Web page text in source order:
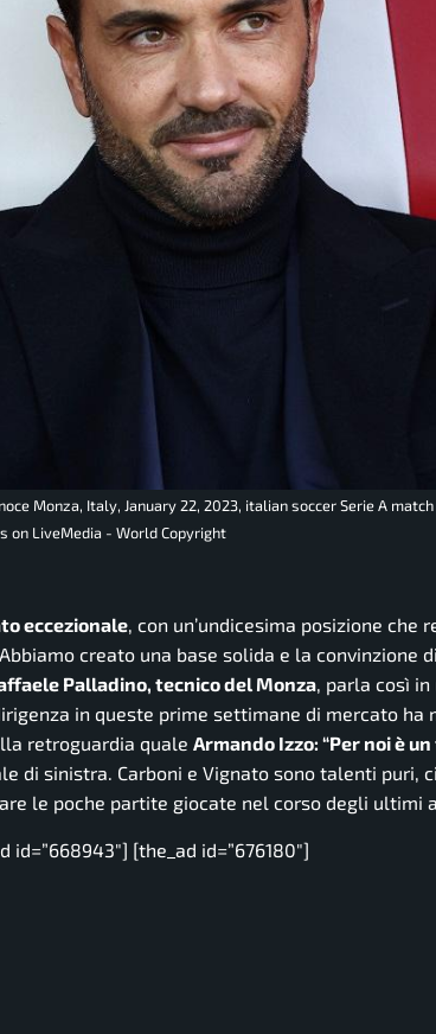
Monza, Italy, January 22, 2023, italian soccer Serie A
on LiveMedia - World Copyright
eccezionale, con un’undicesima posizione
Abbiamo creato una base solida e la convinzione
Palladino, tecnico del Monza, parla così
in queste prime settimane di mercato
retroguardia quale Armando Izzo: “Per noi è
di sinistra. Carboni e Vignato sono talenti puri,
le poche partite giocate nel corso degli ultimi
id=”668943″] [the_ad id=”676180″]